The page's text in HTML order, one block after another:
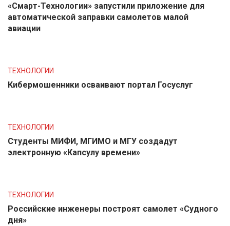
«Смарт-Технологии» запустили приложение для
автоматической заправки самолетов малой
авиации
ТЕХНОЛОГИИ
Кибермошенники осваивают портал Госуслуг
ТЕХНОЛОГИИ
Студенты МИФИ, МГИМО и МГУ создадут
электронную «Капсулу времени»
ТЕХНОЛОГИИ
Российские инженеры построят самолет «Судного
дня»